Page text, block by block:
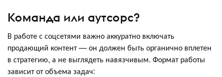
Команда или аутсорс?
В работе с соцсетями важно аккуратно включать
продающий контент — он должен быть органично вплетен
в стратегию, а не выглядеть навязчивым. Формат работы
зависит от объема задач: